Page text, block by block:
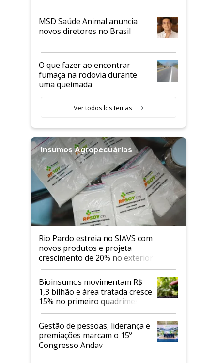
MSD Saúde Animal anuncia
novos diretores no Brasil
O que fazer ao encontrar
fumaça na rodovia durante
uma queimada
Ver todos los temas
Insumos Agropecuários
Rio Pardo estreia no SIAVS com
novos produtos e projeta
crescimento de 20% no exterior
Bioinsumos movimentam R$
1,3 bilhão e área tratada cresce
15% no primeiro quadrimestre
de 2026
Gestão de pessoas, liderança e
premiações marcam o 15º
Congresso Andav